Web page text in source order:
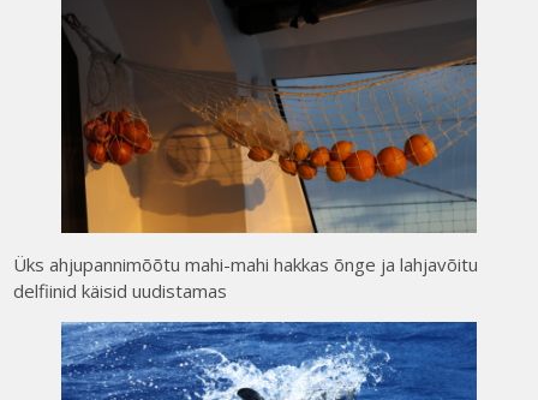
Üks ahjupannimõõtu mahi-mahi hakkas õnge ja lahjavõitu
delfiinid käisid uudistamas